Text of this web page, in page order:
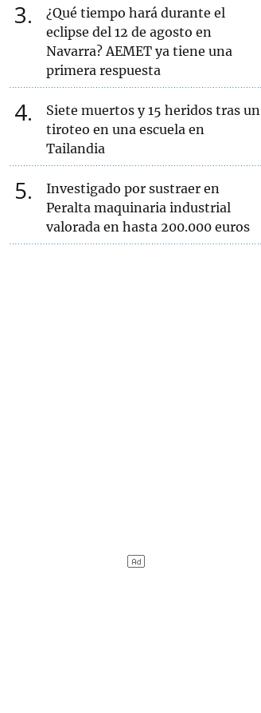
3
¿Qué tiempo hará durante el
eclipse del 12 de agosto en
Navarra? AEMET ya tiene una
primera respuesta
4
Siete muertos y 15 heridos tras un
tiroteo en una escuela en
Tailandia
5
Investigado por sustraer en
Peralta maquinaria industrial
valorada en hasta 200.000 euros